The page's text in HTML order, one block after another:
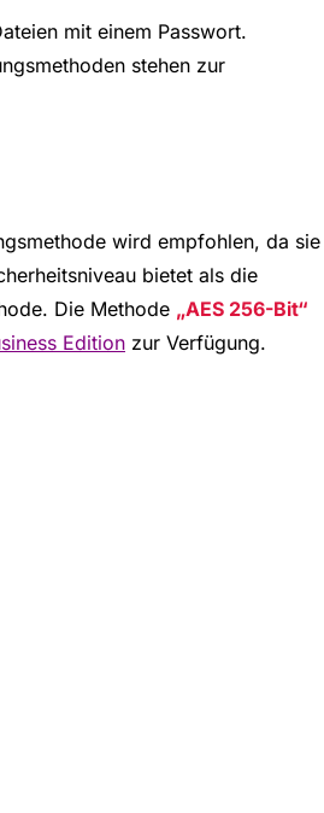
mit einem Passwort.
stehen zur
wird empfohlen, da sie
bietet als die
Die Methode
AES 256-Bit
Edition zur Verfügung.